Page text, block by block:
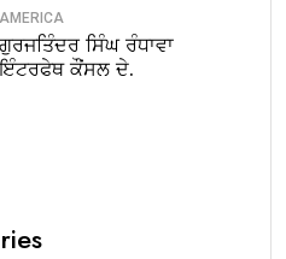
AMERICA
ਗੁਰਜਤਿੰਦਰ ਸਿੰਘ ਰੰਧਾਵਾ
ਇੰਟਰਫੇਥ ਕੌਂਸਲ ਦੇ.